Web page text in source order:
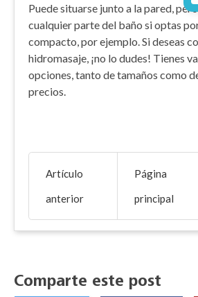
Puede situarse junto a la pared, pero
cualquier parte del baño si optas
compacto, por ejemplo. Si deseas
hidromasaje, ¡no lo dudes! Tienes
opciones, tanto de tamaños como
precios.
Artículo
anterior
Página
principal
Comparte este post